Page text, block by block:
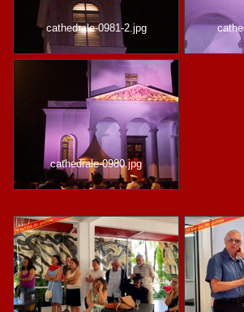
cathedrale-0981-2.jpg
cathedrale-0980.jpg